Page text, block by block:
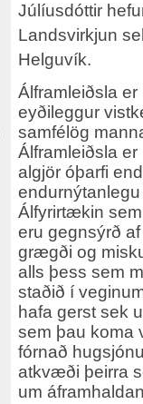
Júlíusdóttir
Landsvirkjun
Helguvík.
Álframleiðsla
eyðileggur
samfélög
Álframleiðsla
algjör óþarfi
Álfyrirtækin
eru gegnsýrð
grægði og
alls þess sem
staðið í
hafa gerst sek
sem þau koma
fórnað
atkvæði þeirra
um